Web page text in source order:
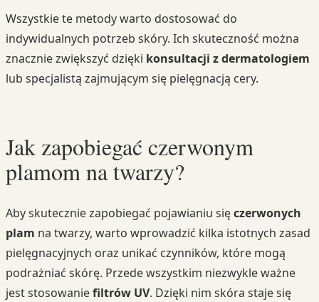
Wszystkie te metody warto dostosować do
indywidualnych potrzeb skóry. Ich skuteczność można
znacznie zwiększyć dzięki konsultacji z dermatologiem
lub specjalistą zajmującym się pielęgnacją cery.
Jak zapobiegać czerwonym
plamom na twarzy?
Aby skutecznie zapobiegać pojawianiu sięczerwonych
plam na twarzy, warto wprowadzić kilka istotnych zasad
pielęgnacyjnych oraz unikać czynników, które mogą
podrażniać skórę. Przede wszystkim niezwykle ważne
jest stosowaniefiltrów UV. Dzięki nim skóra staje się